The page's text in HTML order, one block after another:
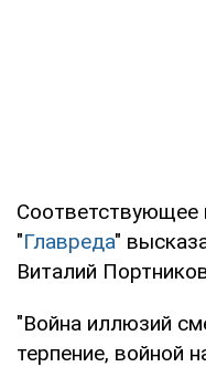
Соответствующее
"Главреда"
Виталий
"Война иллюзий
терпение, войной